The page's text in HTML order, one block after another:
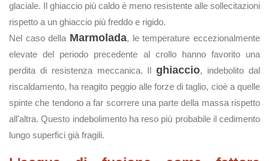
glaciale. Il ghiaccio più caldo è meno resistente alle sollecitazioni
rispetto a un ghiaccio più freddo e rigido.
Nel caso della Marmolada, le temperature eccezionalmente
elevate del periodo precedente al crollo hanno favorito una
perdita di resistenza meccanica. Ilghiaccio, indebolito dal
riscaldamento, ha reagito peggio alle forze di taglio, cioè a quelle
spinte che tendono a far scorrere una parte della massa rispetto
all'altra. Questo indebolimento ha reso più probabile il cedimento
lungo superfici già fragili.